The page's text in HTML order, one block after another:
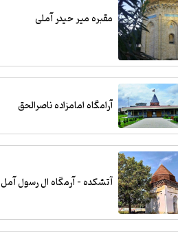
مقبره میر حیدر آملی
آرامگاه امامزاده ناصرالحق
آتشکده - آرمگاه ال رسول آمل